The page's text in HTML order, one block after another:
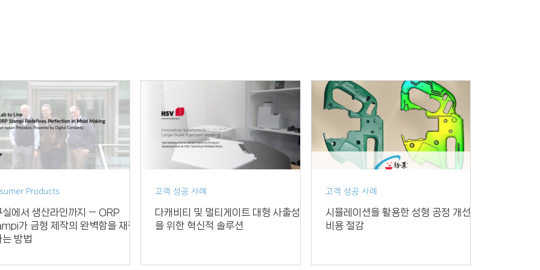
실에서 생산라인까지 — ORP
가 금형 제작의 완벽함을 재정
는 방법
Products
다캐비티 및 멀티게이트 대형 사출성형
을 위한 혁신적 솔루션
고객 성공 사례
시뮬레이션을 활용한 성형 공정 개선 및
비용 절감
고객 성공 사례